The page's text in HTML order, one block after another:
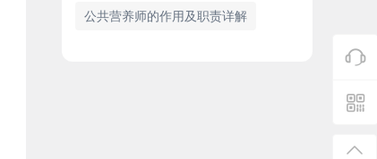
公共营养师的作用及职责详解